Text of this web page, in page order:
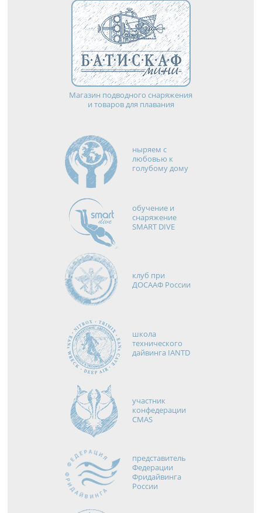
Магазин подводного снаряжения
и товаров для плавания
ныряем с
любовью к
голубому дому
обучение и
снаряжение
SMART DIVE
клуб при
ДОСААФ России
школа
технического
дайвинга IANTD
участник
конфедерации
CMAS
представитель
Федерации
Фридайвинга
России